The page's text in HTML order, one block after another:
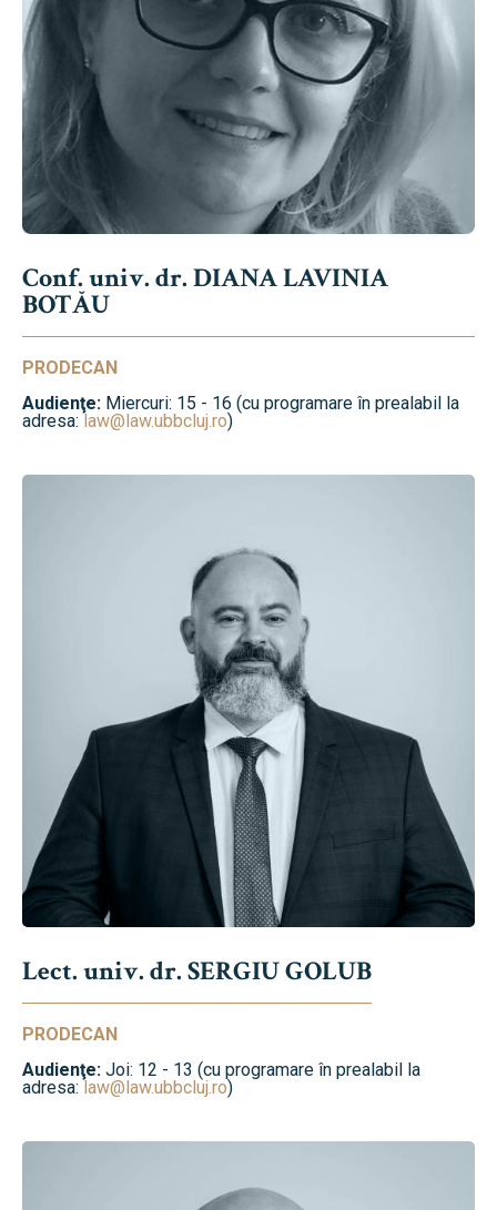
Conf. univ. dr. DIANA LAVINIA
BOTĂU
PRODECAN
Audienţe: Miercuri: 15 - 16 (cu programare în prealabil la
adresa: law@law.ubbcluj.ro)
Lect. univ. dr. SERGIU GOLUB
PRODECAN
Audienţe: Joi: 12 - 13 (cu programare în prealabil la
adresa:law@law.ubbcluj.ro)